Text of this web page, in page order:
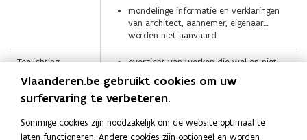
mondelinge informatie en verklaringen
van architect, aannemer, eigenaar…
worden niet aanvaard
Toelichting
prijsindicaties
overzicht van werken die wel en niet
inbegrepen zijn voor het bepalen van de
prijsindicaties
Vlaanderen.be gebruikt cookies om uw
surfervaring te verbeteren.
Sommige cookies zijn noodzakelijk om de website optimaal te
laten functioneren. Andere cookies zijn optioneel en worden